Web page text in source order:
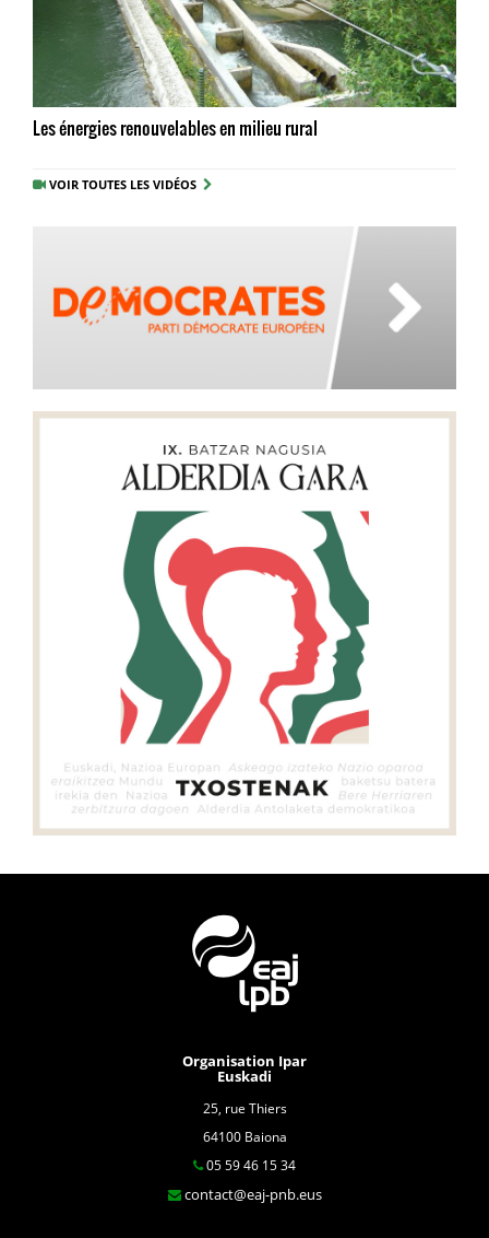
Les énergies renouvelables en milieu rural
VOIR TOUTES LES VIDÉOS
Organisation Ipar
Euskadi
25, rue Thiers
64100 Baiona
05 59 46 15 34
contact@eaj-pnb.eus